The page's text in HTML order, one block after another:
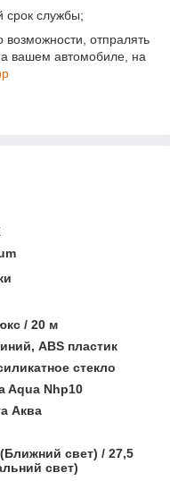
срок службы;
отпралять
вашем автомобиле, на
/ 20 м
ABS пластик
стекло
Aqua Nhp10
Аква
свет) / 27,5
свет)